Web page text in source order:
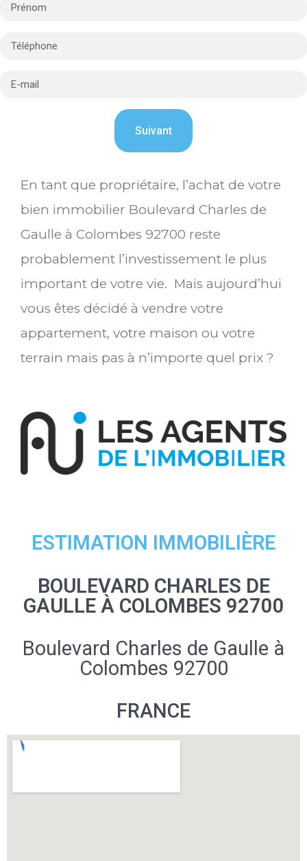
En tant que propriétaire, l’achat de votre
bien immobilier Boulevard Charles de
Gaulle à Colombes 92700 reste
probablement l’investissement le plus
important de votre vie. Mais aujourd’hui
vous êtes décidé à vendre votre
appartement, votre maison ou votre
terrain mais pas à n’importe quel prix ?
ESTIMATION IMMOBILIÈRE
BOULEVARD CHARLES DE
GAULLE À COLOMBES 92700
Boulevard Charles de Gaulle à
Colombes 92700
FRANCE